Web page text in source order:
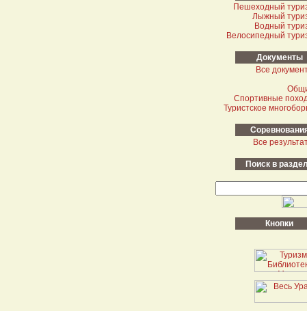
Пешеходный
Лыжный
Водный
Велосипедный
Документы
Все
Cпортивные
Туристское
Все
Поиск в
Кнопки